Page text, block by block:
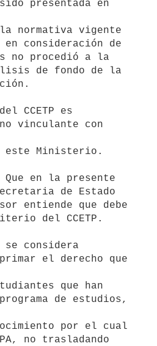
presentada en
normativa vigente
consideración de
no procedió a la
de fondo de la
CCETP es
vinculante con
este Ministerio.
I) Que en la presente
de Estado
entiende que debe
del CCETP.
se considera
el derecho que
que han
de estudios,
por el cual
no trasladando